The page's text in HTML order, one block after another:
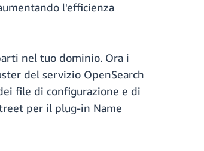
l'efficienza
nel tuo dominio. Ora i
del servizio OpenSearch
file di configurazione e di
per il plug-in Name